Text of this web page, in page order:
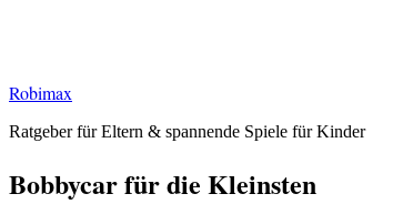
Robimax
Ratgeber für Eltern & spannende Spiele für Kinder
Bobbycar für die Kleinsten